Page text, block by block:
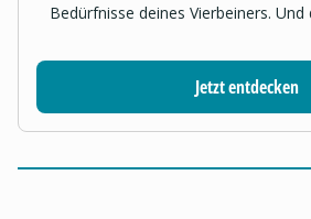
Bedürfnisse deines Vierbeiners.
Jetzt entdecken